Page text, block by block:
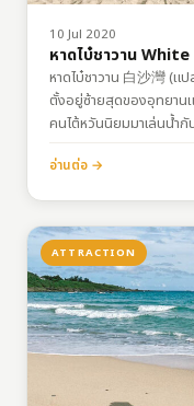
10 Jul 2020
หาดไบ๋ชาวาน
หาดไบ๋ชาวาน 白沙灣 (แ
ตั้งอยู่ซ้ายสุดของอุทยาน
คนไต้หวันนิยมมาเล่นน้ำกั
ชายหาดที่นี่ค่อนข้างยาว
ตรงกับชื่อ) ใครเบื่อหาดห
อ่านต่อ →
ATTRACTION